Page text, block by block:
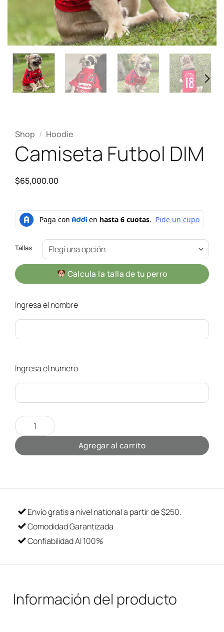
Shop / Hoodie
Camiseta Futbol DIM
$65,000.00
Tallas
Calcula la talla de tu perro
Ingresa el nombre
Ingresa el numero
Camiseta Futbol DIM cantidad
Agregar al carrito
Envío gratis a nivel national a partir de $250.
Comodidad Garantizada
Confiabilidad Al 100%
Información del producto